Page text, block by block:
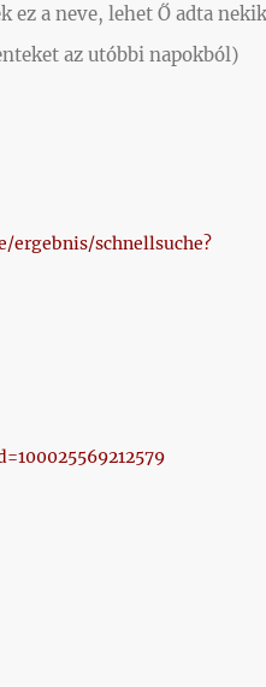
ez a neve, lehet Ő adta
az utóbbi napokból)
schnellsuche?